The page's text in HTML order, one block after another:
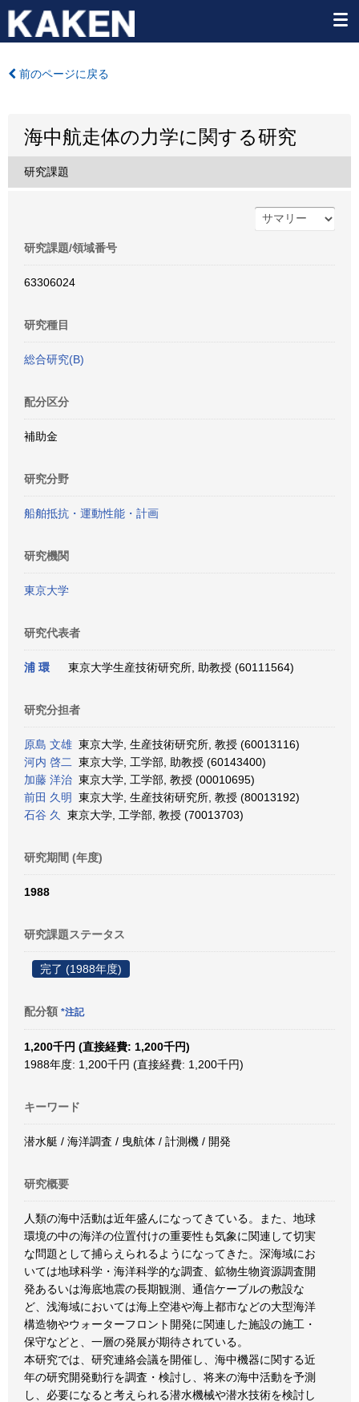
前のページに戻る
海中航走体の力学に関する研究
研究課題
研究課題/領域番号
63306024
研究種目
総合研究(B)
配分区分
補助金
研究分野
船舶抵抗・運動性能・計画
研究機関
東京大学
研究代表者
浦 環 東京大学生産技術研究所, 助教授 (60111564)
研究分担者
原島 文雄 東京大学, 生産技術研究所, 教授 (60013116)
河内 啓二
東京大学, 工学部, 助教授 (60143400)
加藤 洋治 東京大学, 工学部, 教授 (00010695)
前田 久明
東京大学, 生産技術研究所, 教授 (80013192)
石谷 久
東京大学, 工学部, 教授 (70013703)
研究期間 (年度)
1988
研究課題ステータス
完了 (1988年度)
配分額 *注記
1,200千円 (直接経費: 1,200千円)
1988年度: 1,200千円 (直接経費: 1,200千円)
キーワード
潜水艇 / 海洋調査 / 曳航体 / 計測機 / 開発
研究概要
人類の海中活動は近年盛んになってきている。また、地球
環境の中の海洋の位置付けの重要性も気象に関連して切実
な問題として捕らえられるようになってきた。深海域にお
いては地球科学・海洋科学的な調査、鉱物生物資源調査開
発あるいは海底地震の長期観測、通信ケーブルの敷設な
ど、浅海域においては海上空港や海上都市などの大型海洋
構造物やウォーターフロント開発に関連した施設の施工・
保守などと、一層の発展が期待されている。
本研究では、研究連絡会議を開催し、海中機器に関する近
年の研究開発動行を調査・検討し、将来の海中活動を予測
し、必要になると考えられる潜水機械や潜水技術を検討し